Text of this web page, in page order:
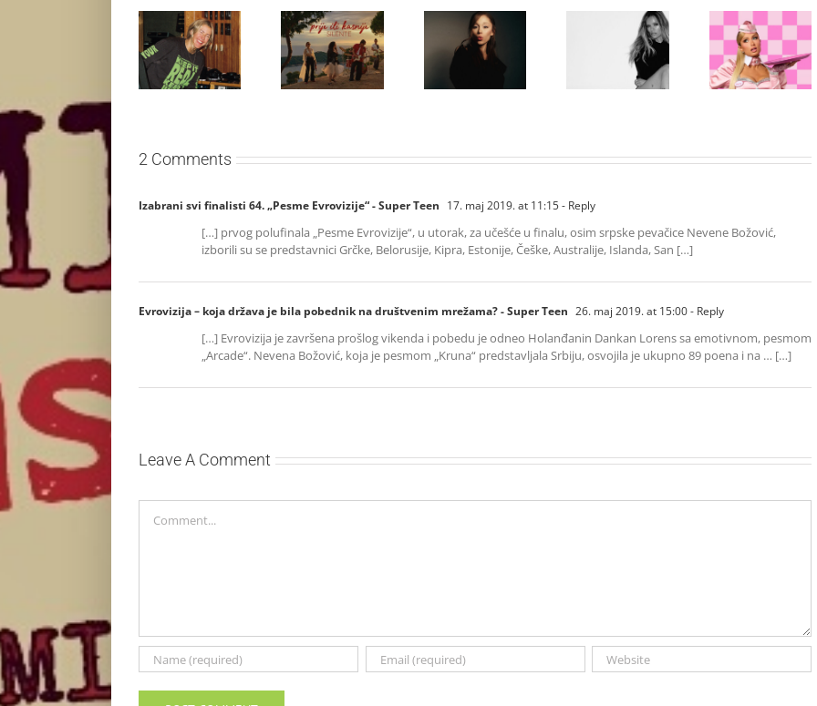
Ellie Goulding
otkriva nežniju
stranu novim
Silente
objavio novi
Ariana Grande
objavila singl
„Matadora“ i
najavila novi
album „No Me
avgusta
Paris Hilton
ponovo u ulozi
„Gloss Boss“
u kampanji
NYX
Volume 2
2 Comments
Izabrani svi finalisti 64. „Pesme Evrovizije“ - Super Teen 17. maj 2019. at 11:15- Reply
[…] prvog polufinala „Pesme Evrovizije“, u utorak, za učešće u finalu, osim srpske pevačice Nevene Božović,
izborili su se predstavnici Grčke, Belorusije, Kipra, Estonije, Češke, Australije, Islanda, San […]
Evrovizija – koja država je bila pobednik na društvenim mrežama? - Super Teen 26. maj 2019. at 15:00- Reply
[…] Evrovizija je završena prošlog vikenda i pobedu je odneo Holanđanin Dankan Lorens sa emotivnom, pesmom
„Arcade“. Nevena Božović, koja je pesmom „Kruna“ predstavljala Srbiju, osvojila je ukupno 89 poena i na … […]
Leave A Comment